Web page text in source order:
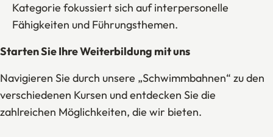
Kategorie fokussiert sich auf interpersonelle
Fähigkeiten und Führungsthemen.
Starten Sie Ihre Weiterbildung mit uns
Navigieren Sie durch unsere „Schwimmbahnen“ zu den
verschiedenen Kursen und entdecken Sie die
zahlreichen Möglichkeiten, die wir bieten.